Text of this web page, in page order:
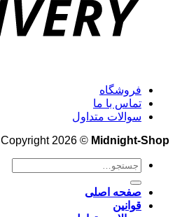
فروشگاه
تماس با ما
سوالات متداول
Copyright 2026 © Midnight-Shop
جستجو
صفحه اصلی
قوانین